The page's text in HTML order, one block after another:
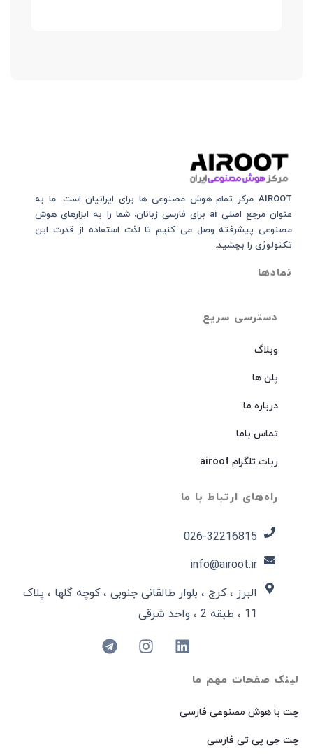
لینک صفحات مهم ما
چت با هوش مصنوعی فارسی
چت جی پی تی فارسی
دسترسی سریع
وبلاگ
پلن ها
درباره ما
تماس باما
ربات تلگرام airoot
راه‌های ارتباط با ما
026-32216815​
info@airoot.ir
البرز ، کرج ، بلوار طالقانی جنوبی ، کوچه گلها ، پلاک
11 ، طبقه 2 ، واحد شرقی
AIROOT مرکز تمام هوش مصنوعی‌‌‌ ها برای ایرانیان است. ما به
عنوان مرجع اصلی ai برای فارسی زبانان، شما را به ابزارهای هوش
مصنوعی پیشرفته وصل می کنیم تا لذت استفاده از قدرت این
تکنولوژی را بچشید.
نمادها